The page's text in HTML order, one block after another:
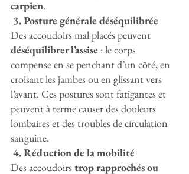
carpien.
3. Posture générale déséquilibrée
Des accoudoirs mal placés peuvent
déséquilibrer l’assise : le corps
compense en se penchant d’un côté, en
croisant les jambes ou en glissant vers
l’avant. Ces postures sont fatigantes et
peuvent à terme causer des douleurs
lombaires et des troubles de circulation
sanguine.
4. Réduction de la mobilité
Des accoudoirs trop rapprochés ou